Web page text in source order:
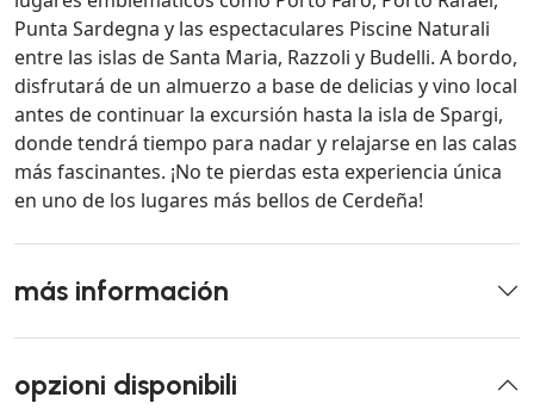
Punta Sardegna y las espectaculares Piscine Naturali
entre las islas de Santa Maria, Razzoli y Budelli. A bordo,
disfrutará de un almuerzo a base de delicias y vino local
antes de continuar la excursión hasta la isla de Spargi,
donde tendrá tiempo para nadar y relajarse en las calas
más fascinantes. ¡No te pierdas esta experiencia única
en uno de los lugares más bellos de Cerdeña!
más información
opzioni disponibili